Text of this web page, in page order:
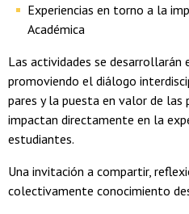
Experiencias en torno a la
Académica
Las actividades se desarrollarán
promoviendo el diálogo
pares y la puesta en valor de las
impactan directamente en la
estudiantes.
Una invitación a compartir,
colectivamente conocimiento